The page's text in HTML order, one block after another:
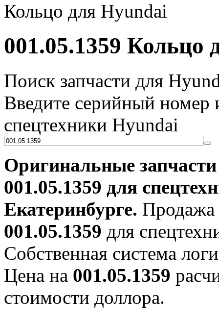
Кольцо для Hyundai
001.05.1359 Кольцо
Поиск запчасти для
Введите серийный номер
спецтехники Hyundai
Оригинальные
001.05.1359 для
Екатеринбурге. Продажа
001.05.1359 для
Собственная система
Цена на 001.05.1359
стоимости доллора.